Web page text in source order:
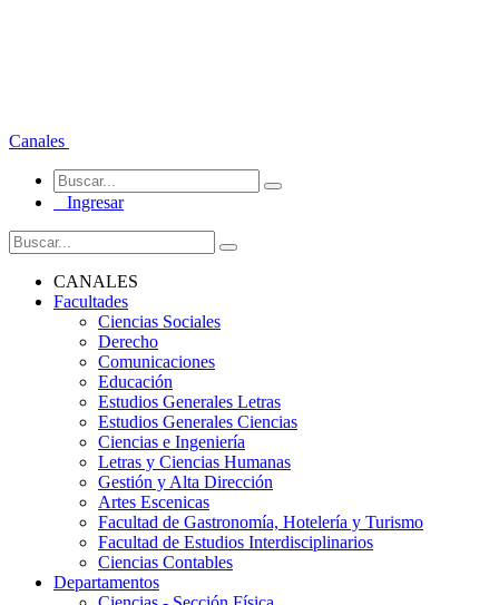
Canales
Ingresar
CANALES
Facultades
Ciencias Sociales
Derecho
Comunicaciones
Educación
Estudios Generales Letras
Estudios Generales Ciencias
Ciencias e Ingeniería
Letras y Ciencias Humanas
Gestión y Alta Dirección
Artes Escenicas
Facultad de Gastronomía, Hotelería y Turismo
Facultad de Estudios Interdisciplinarios
Ciencias Contables
Departamentos